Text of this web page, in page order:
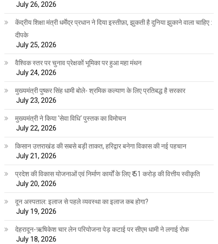
July 26, 2026
केंद्रीय शिक्षा मंत्री धर्मेंद्र प्रधान ने दिया इस्तीफ़ा, झुकती है दुनिया झुकाने वाला चाहिए :
दीपके
July 25, 2026
वैश्विक स्तर पर चुनाव प्रेक्षकों भूमिका पर हुआ महा मंथन
July 24, 2026
मुख्यमंत्री पुष्कर सिंह धामी बोले- श्रमिक कल्याण के लिए प्रतिबद्ध है सरकार
July 23, 2026
मुख्यमंत्री ने किया ‘सेवा विधि‘ पुस्तक का विमोचन
July 22, 2026
किसान उत्तराखंड की सबसे बड़ी ताकत, हरिद्वार बनेगा विकास की नई पहचान
July 21, 2026
प्रदेश की विकास योजनाओं एवं निर्माण कार्यों के लिए ₹ 51 करोड़ की वित्तीय स्वीकृति
July 20, 2026
दून अस्पताल: इलाज से पहले व्यवस्था का इलाज कब होगा?
July 19, 2026
देहरादून-ऋषिकेश चार लेन परियोजना पेड़ कटाई पर सीएम धामी ने लगाई रोक
July 18, 2026